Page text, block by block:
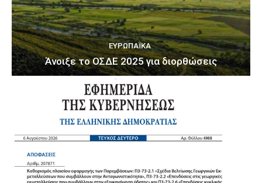
ΕΥΡΩΠΑΪΚΆ
Άνοιξε το ΟΣΔΕ 2025 για διορθώσεις